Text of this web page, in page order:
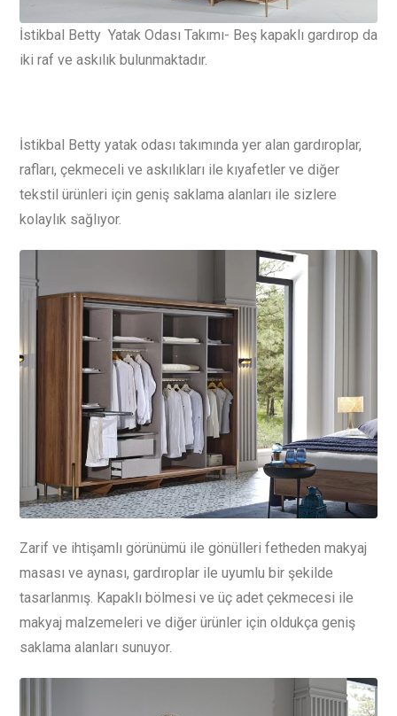
İstikbal Betty Yatak Odası Takımı- Beş kapaklı gardırop da
iki raf ve askılık bulunmaktadır.
İstikbal Betty yatak odası takımında yer alan gardıroplar,
rafları, çekmeceli ve askılıkları ile kıyafetler ve diğer
tekstil ürünleri için geniş saklama alanları ile sizlere
kolaylık sağlıyor.
Zarif ve ihtişamlı görünümü ile gönülleri fetheden makyaj
masası ve aynası, gardıroplar ile uyumlu bir şekilde
tasarlanmış. Kapaklı bölmesi ve üç adet çekmecesi ile
makyaj malzemeleri ve diğer ürünler için oldukça geniş
saklama alanları sunuyor.